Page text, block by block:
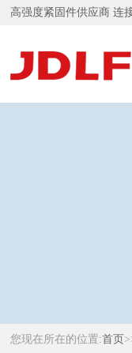
高强度紧固件供应商 连
您现在所在的位置:首页